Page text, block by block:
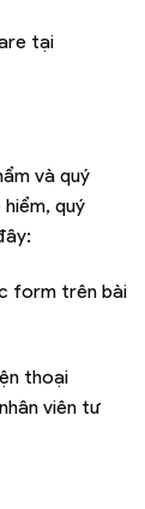
tại
và quý
quý
form trên bài
thoại
viên tư